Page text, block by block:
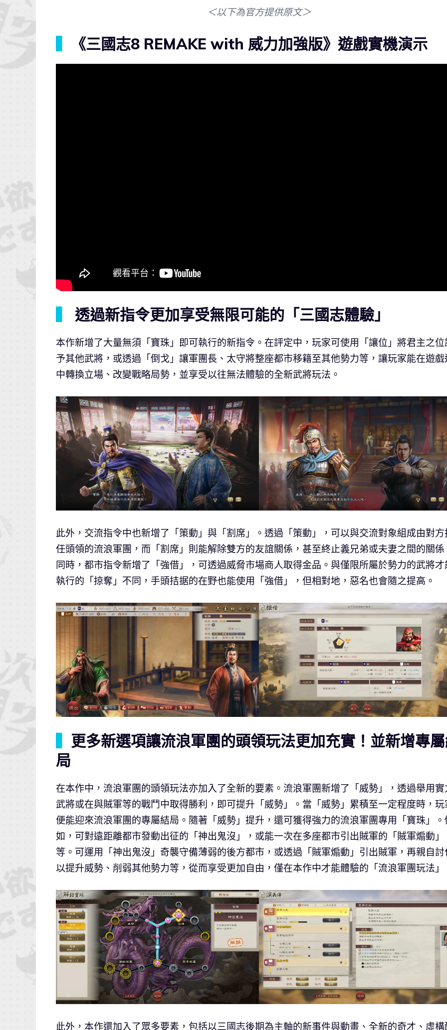
＜以下為官方提供原文＞
《三國志8 REMAKE with 威力加強版》遊戲實機演示
透過新指令更加享受無限可能的「三國志體驗」
本作新增了大量無須「寶珠」即可執行的新指令。在評定中，玩家可使用「讓位」將君主之位
予其他武將，或透過「倒戈」讓軍團長、太守將整座都市移籍至其他勢力等，讓玩家能在遊戲
中轉換立場、改變戰略局勢，並享受以往無法體驗的全新武將玩法。
此外，交流指令中也新增了「策動」與「割席」。透過「策動」，可以與交流對象組成由對方
任頭領的流浪軍團，而「割席」則能解除雙方的友誼關係，甚至終止義兄弟或夫妻之間的關係
同時，都市指令新增了「強借」，可透過威脅市場商人取得金品。與僅限所屬於勢力的武將才
執行的「掠奪」不同，手頭拮据的在野也能使用「強借」，但相對地，惡名也會隨之提高。
更多新選項讓流浪軍團的頭領玩法更加充實！並新增專
局
在本作中，流浪軍團的頭領玩法亦加入了全新的要素。流浪軍團新增了「威勢」，透過舉用實
武將或在與賊軍等的戰鬥中取得勝利，即可提升「威勢」。當「威勢」累積至一定程度時，玩
便能迎來流浪軍團的專屬結局。隨著「威勢」提升，還可獲得強力的流浪軍團專用「寶珠」。
如，可對遠距離都市發動出征的「神出鬼沒」，或能一次在多座都市引出賊軍的「賊軍煽動」
等。可運用「神出鬼沒」奇襲守備薄弱的後方都市，或透過「賊軍煽動」引出賊軍，再親自討
以提升威勢、削弱其他勢力等，從而享受更加自由，僅在本作中才能體驗的「流浪軍團玩法」
此外，本作還加入了眾多要素，包括以三國志後期為主軸的新事件與動畫、全新的奇才、虛構